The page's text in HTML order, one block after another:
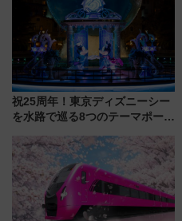
祝25周年！東京ディズニーシー
を水路で巡る8つのテーマポート